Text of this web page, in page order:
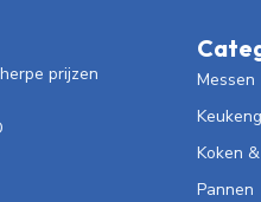
prijzen
Messen
Koken
Pannen